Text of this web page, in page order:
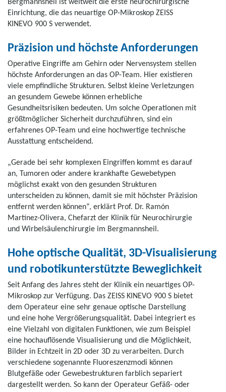
Einrichtung, die das neuartige OP-Mikroskop ZEISS
KINEVO 900 S verwendet.
Präzision und höchste Anforderungen
Operative Eingriffe am Gehirn oder Nervensystem stellen
höchste Anforderungen an das OP-Team. Hier existieren
viele empfindliche Strukturen. Selbst kleine Verletzungen
an gesundem Gewebe können erhebliche
Gesundheitsrisiken bedeuten. Um solche Operationen mit
größtmöglicher Sicherheit durchzuführen, sind ein
erfahrenes OP-Team und eine hochwertige technische
Ausstattung entscheidend.
„Gerade bei sehr komplexen Eingriffen kommt es darauf
an, Tumoren oder andere krankhafte Gewebetypen
möglichst exakt von den gesunden Strukturen
unterscheiden zu können, damit sie mit höchster Präzision
entfernt werden können“, erklärt Prof. Dr. Ramón
Martínez-Olivera, Chefarzt der Klinik für Neurochirurgie
und Wirbelsäulenchirurgie im Bergmannsheil.
Hohe optische Qualität, 3D-Visualisierung
und robotikunterstützte Beweglichkeit
Seit Anfang des Jahres steht der Klinik ein neuartiges OP-
Mikroskop zur Verfügung. Das ZEISS KINEVO 900 S bietet
dem Operateur eine sehr genaue optische Darstellung
und eine hohe Vergrößerungsqualität. Dabei integriert es
eine Vielzahl von digitalen Funktionen, wie zum Beispiel
eine hochauflösende Visualisierung und die Möglichkeit,
Bilder in Echtzeit in 2D oder 3D zu verarbeiten. Durch
verschiedene sogenannte Fluoreszenzmodi können
Blutgefäße oder Gewebestrukturen farblich separiert
dargestellt werden. So kann der Operateur Gefäß- oder